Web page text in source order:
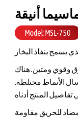
أنيقة
Model:MSL-750
ومتين. هناك
الأنماط مختلطة.
للحريق مقاومة